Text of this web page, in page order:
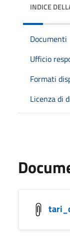
INDICE
Documenti
Ufficio
Formati
Licenza di